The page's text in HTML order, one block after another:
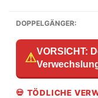
DOPPELGÄNGER:
⚠VORSICHT:
💀 TÖDLICHE